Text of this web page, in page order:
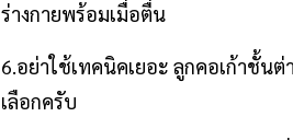
ร่างกายพร้อมเมื่อตื่น
6.อย่าใช้เทคนิคเยอะ ลูกคอเก้าชั้น
เลือกครับ